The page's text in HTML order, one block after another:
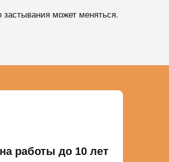
застывания может меняться.
работы до 10 лет